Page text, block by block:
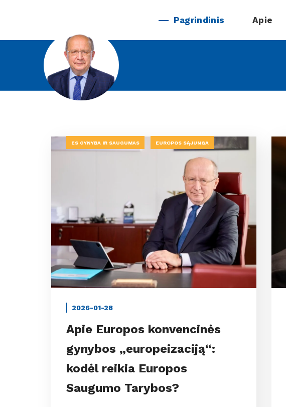
Pagrindinis Apie
ES GYNYBA IR SAUGUMAS EUROPOS SĄJUNGA
2026-01-28
Apie Europos konvencinės
gynybos „europeizaciją“:
kodėl reikia Europos
Saugumo Tarybos?